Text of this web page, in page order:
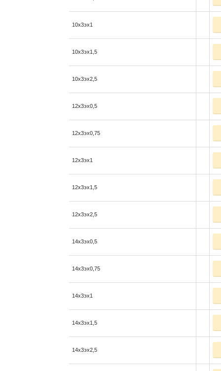
10x3эx1
10x3эx1,5
10x3эx2,5
12x3эx0,5
12x3эx0,75
12x3эx1
12x3эx1,5
12x3эx2,5
14x3эx0,5
14x3эx0,75
14x3эx1
14x3эx1,5
14x3эx2,5